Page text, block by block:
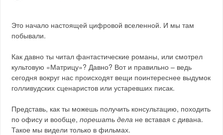
Это начало настоящей цифровой вселенной. И мы там
побывали.
Как давно ты читал фантастические романы, или смотрел
культовую «Матрицу»? Давно? Вот и правильно – ведь
сегодня вокруг нас происходят вещи поинтереснее выдумок
голливудских сценаристов или устаревших писак.
Представь, как ты можешь получить консультацию, походить
по офису и вообще,порешать дела не вставая с дивана.
Такое мы видели только в фильмах.